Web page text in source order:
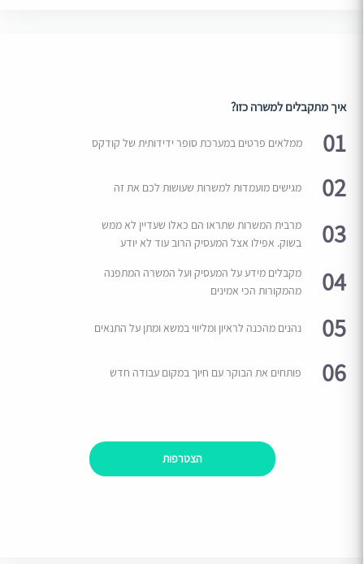
איך מתקבלים למשרה כזו?
01 ממלאים פרטים במערכת סופר ידידותית של קודקס
02 מגישים מועמדות למשרות שעושות לכם את זה
03
מרבית המשרות שתראו הם כאלו שעדיין לא ממש
בשוק. אפילו אצל המעסיק הרוב עוד לא יודע
04
מקבלים מידע על המעסיק ועל המשרה המתפנה
מהמקורות הכי אמינים
05 נהנים מהכנה לראיון ומליווי במשא ומתן על התנאים
06 פותחים את הבוקר עם חיוך במקום עבודה חדש
הצטרפות